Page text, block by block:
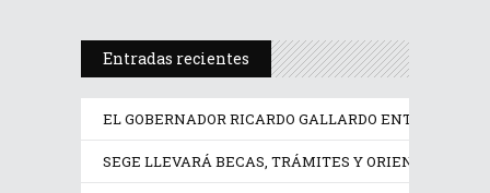
Entradas recientes
EL GOBERNADOR RICARDO GALLARDO ENTREGA
SEGE LLEVARÁ BECAS, TRÁMITES Y ORIENTACIÓN